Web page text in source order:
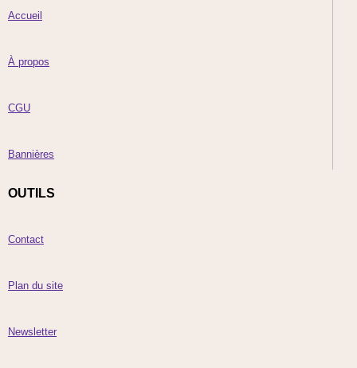
Accueil
À propos
CGU
Bannières
OUTILS
Contact
Plan du site
Newsletter